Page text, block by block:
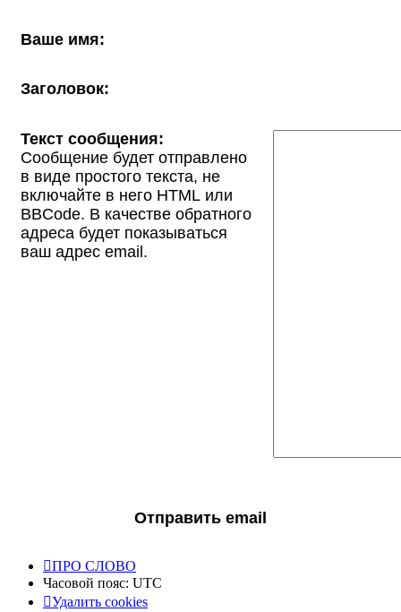
Ваше имя:
Заголовок:
Текст сообщения:
Сообщение будет отправлено
в виде простого текста, не
включайте в него HTML или
BBCode. В качестве обратного
адреса будет показываться
ваш адрес email.
ПРО СЛОВО
Часовой пояс: UTC
Удалить cookies